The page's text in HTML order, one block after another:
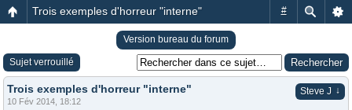
#
Trois exemples d'horreur "interne"
Version bureau du forum
Sujet verrouillé
Steve J ↓
Trois exemples d'horreur "interne"
10 Fév 2014, 18:12